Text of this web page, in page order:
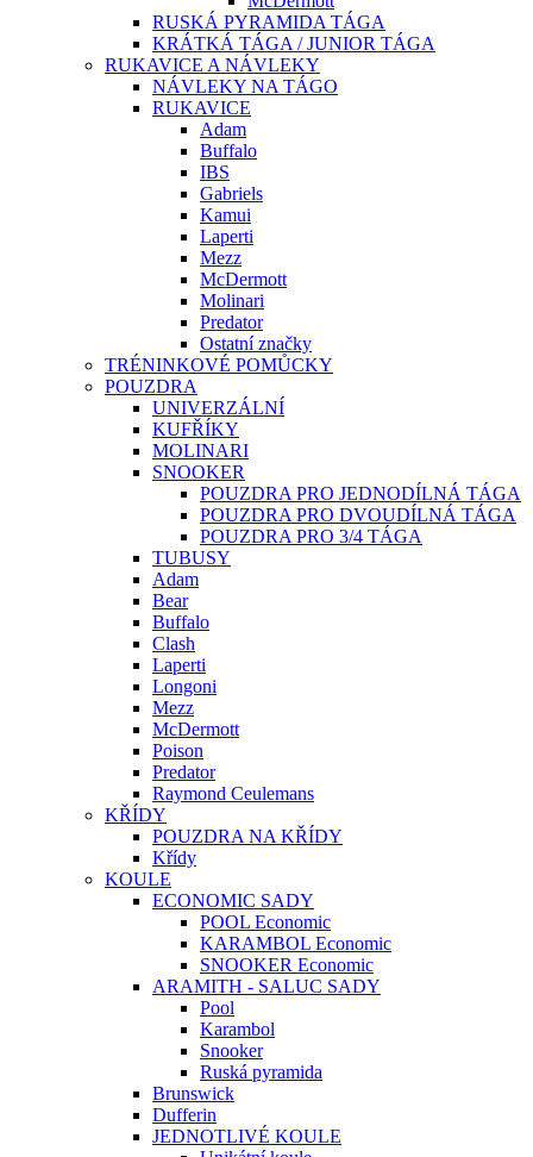
RUSKÁ PYRAMIDA TÁGA
KRÁTKÁ TÁGA / JUNIOR TÁGA
RUKAVICE A NÁVLEKY
NÁVLEKY NA TÁGO
RUKAVICE
Adam
Buffalo
IBS
Gabriels
Kamui
Laperti
Mezz
McDermott
Molinari
Predator
Ostatní značky
TRÉNINKOVÉ POMŮCKY
POUZDRA
UNIVERZÁLNÍ
KUFŘÍKY
MOLINARI
SNOOKER
POUZDRA PRO JEDNODÍLNÁ TÁGA
POUZDRA PRO DVOUDÍLNÁ TÁGA
POUZDRA PRO 3/4 TÁGA
TUBUSY
Adam
Bear
Buffalo
Clash
Laperti
Longoni
Mezz
McDermott
Poison
Predator
Raymond Ceulemans
KŘÍDY
POUZDRA NA KŘÍDY
Křídy
KOULE
ECONOMIC SADY
POOL Economic
KARAMBOL Economic
SNOOKER Economic
ARAMITH - SALUC SADY
Pool
Karambol
Snooker
Ruská pyramida
Brunswick
Dufferin
JEDNOTLIVÉ KOULE